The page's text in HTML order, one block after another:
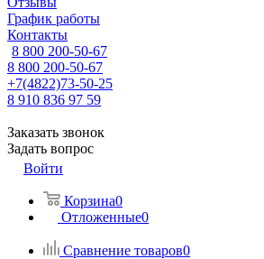
График работы
Контакты
8 800 200-50-67
8 800 200-50-67
+7(4822)73-50-25
8 910 836 97 59
Заказать звонок
Задать вопрос
Войти
Корзина0
Отложенные0
Сравнение товаров0